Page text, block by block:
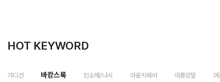
HOT KEYWORD
가디건 바캉스룩 민소매/나시 라운지웨어 여름양말